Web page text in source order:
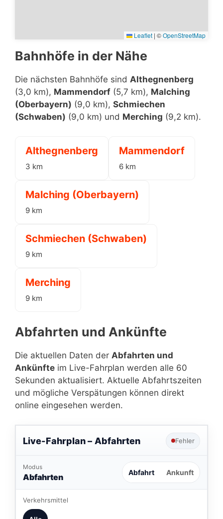
Leaflet | ©OpenStreetMap
Bahnhöfe in der Nähe
Die nächsten Bahnhöfe sind Althegnenberg
(3,0 km), Mammendorf (5,7 km), Malching
(Oberbayern) (9,0 km), Schmiechen
(Schwaben) (9,0 km) und Merching (9,2 km).
Althegnenberg
3 km
Mammendorf
6 km
Malching (Oberbayern)
9 km
Schmiechen (Schwaben)
9 km
Merching
9 km
Abfahrten und Ankünfte
Die aktuellen Daten der Abfahrten und
Ankünfte im Live-Fahrplan werden alle 60
Sekunden aktualisiert. Aktuelle Abfahrtszeiten
und mögliche Verspätungen können direkt
online eingesehen werden.
Live-Fahrplan – Abfahrten Fehler
Modus
Abfahrten Abfahrt Ankunft
Verkehrsmittel